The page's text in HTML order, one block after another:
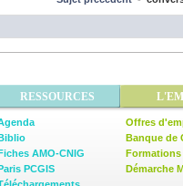
RESSOURCES
AMO-CNIG
PCGIS
Offres
Banque de
Formations
Démarche